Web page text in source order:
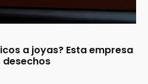
a joyas? Esta empresa
desechos